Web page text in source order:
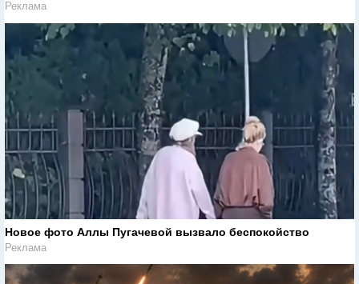
Реклама
Новое фото Аллы Пугачевой вызвало беспокойство
Реклама